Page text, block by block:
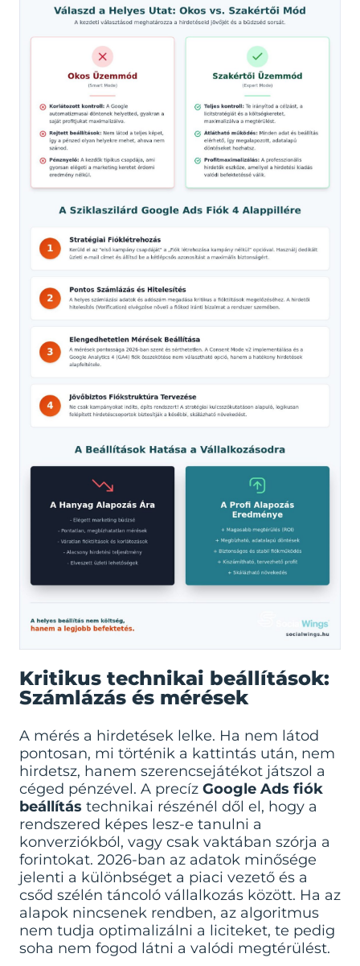
Kritikus technikai beállítások:
Számlázás és mérések
A mérés a hirdetések lelke. Ha nem látod
pontosan, mi történik a kattintás után, nem
hirdetsz, hanem szerencsejátékot játszol a
céged pénzével. A precíz Google Ads fiók
beállítás technikai részénél dől el, hogy a
rendszered képes lesz-e tanulni a
konverziókból, vagy csak vaktában szórja a
forintokat. 2026-ban az adatok minősége
jelenti a különbséget a piaci vezető és a
csőd szélén táncoló vállalkozás között. Ha az
alapok nincsenek rendben, az algoritmus
nem tudja optimalizálni a liciteket, te pedig
soha nem fogod látni a valódi megtérülést.